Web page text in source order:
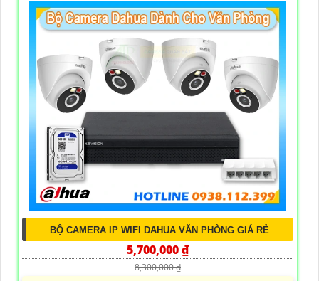
BỘ CAMERA IP WIFI DAHUA VĂN PHÒNG GIÁ RẺ
5,700,000 ₫
8,300,000 ₫